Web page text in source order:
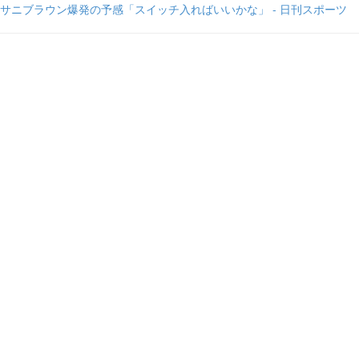
サニブラウン爆発の予感「スイッチ入ればいいかな」 - 日刊スポーツ